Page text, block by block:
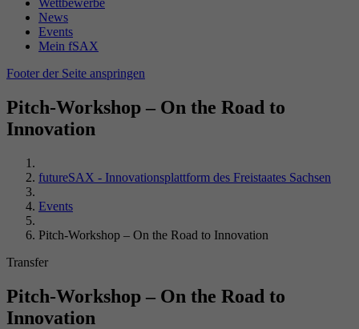
Wettbewerbe
News
Events
Mein fSAX
Footer der Seite anspringen
Pitch-Workshop – On the Road to
Innovation
futureSAX - Innovationsplattform des Freistaates Sachsen
Events
Pitch-Workshop – On the Road to Innovation
Transfer
Pitch-Workshop – On the Road to
Innovation
Laufzeit
Zweck
aktuellen Sessiondaten des Nutzers abgelegt
Anbieter
Laufzeit 24 Stunden
Enthält eine zufallsgenerierte User-ID. Anhand
Besuchen zusammenführen.
Anbieter YouTube (Google)
Laufzeit
Zweck
Versucht, die Benutzerbandbreite auf Seiten
mit integrierten YouTube-Videos zu schätzen.
Name VISITOR_PRIVACY_METADATA
Laufzeit